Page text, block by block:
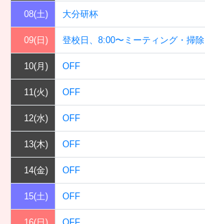
08(土) 大分研杯
09(日) 登校日、8:00〜ミーティング・掃除
10(月) OFF
11(火) OFF
12(水) OFF
13(木) OFF
14(金) OFF
15(土) OFF